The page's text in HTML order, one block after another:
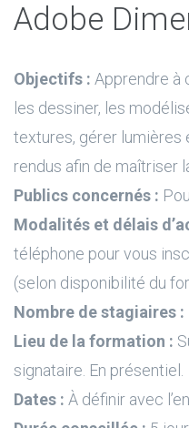
Adobe
Objectifs : Apprendre à
les dessiner, les
textures, gérer lumières
rendus afin de maîtriser
Publics concernés :
Modalités et délais
téléphone pour vous
(selon disponibilité du
Nombre de stagiaires :
Lieu de la formation :
signataire. En présentiel.
Dates : À définir avec